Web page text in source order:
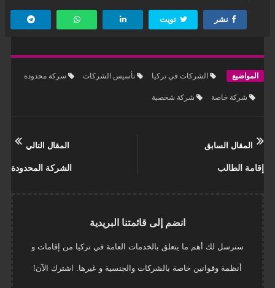
نشر تويت
المواضيع الشركات في تركيا تأسيس الشركات سركة محدودة
شركة خاصة شركة شخصية
المقال السابق
إقامة الطالب
المقال التالي
الشركة المحدودة
انضم إلى قائمتنا البريدية
سنرسل لك أهم ما يتعلق بالخدمات العامة في تركيا من إقامات و
أنظمة وقوانين خاصة بالشركات والجنسية و غيرها. اشترك الآن!